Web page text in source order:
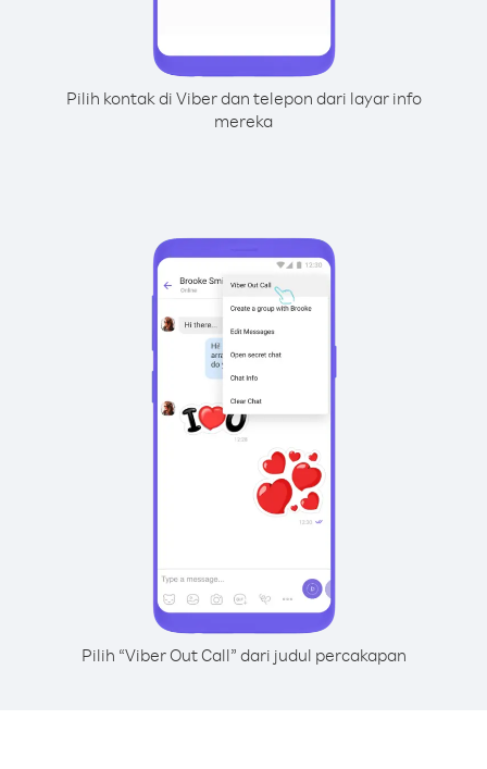
Pilih kontak di Viber dan telepon dari layar info
mereka
Pilih “Viber Out Call” dari judul percakapan